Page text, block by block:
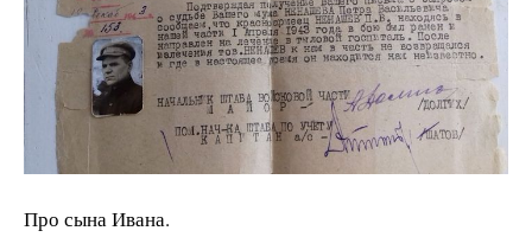
Про сына Ивана.